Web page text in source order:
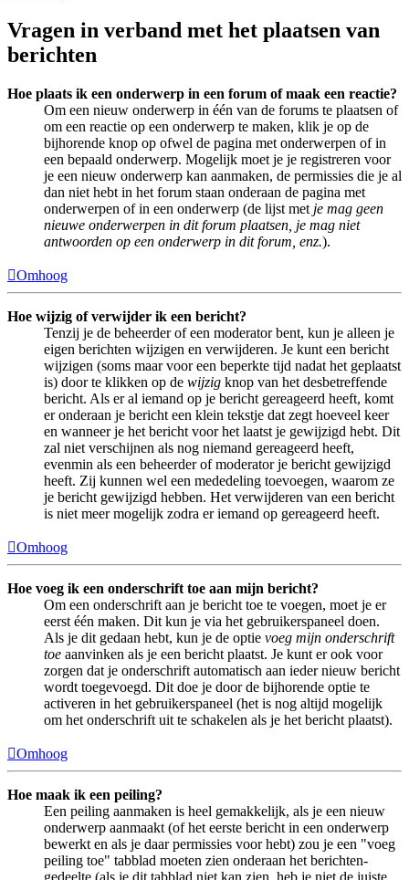
Vragen in verband met het plaatsen van
berichten
Hoe plaats ik een onderwerp in een forum of maak een reactie?
Om een nieuw onderwerp in één van de forums te plaatsen of
om een reactie op een onderwerp te maken, klik je op de
bijhorende knop op ofwel de pagina met onderwerpen of in
een bepaald onderwerp. Mogelijk moet je je registreren voor
je een nieuw onderwerp kan aanmaken, de permissies die je al
dan niet hebt in het forum staan onderaan de pagina met
onderwerpen of in een onderwerp (de lijst met je mag geen
nieuwe onderwerpen in dit forum plaatsen, je mag niet
antwoorden op een onderwerp in dit forum, enz.).
Omhoog
Hoe wijzig of verwijder ik een bericht?
Tenzij je de beheerder of een moderator bent, kun je alleen je
eigen berichten wijzigen en verwijderen. Je kunt een bericht
wijzigen (soms maar voor een beperkte tijd nadat het geplaatst
is) door te klikken op de wijzig knop van het desbetreffende
bericht. Als er al iemand op je bericht gereageerd heeft, komt
er onderaan je bericht een klein tekstje dat zegt hoeveel keer
en wanneer je het bericht voor het laatst je gewijzigd hebt. Dit
zal niet verschijnen als nog niemand gereageerd heeft,
evenmin als een beheerder of moderator je bericht gewijzigd
heeft. Zij kunnen wel een mededeling toevoegen, waarom ze
je bericht gewijzigd hebben. Het verwijderen van een bericht
is niet meer mogelijk zodra er iemand op gereageerd heeft.
Omhoog
Hoe voeg ik een onderschrift toe aan mijn bericht?
Om een onderschrift aan je bericht toe te voegen, moet je er
eerst één maken. Dit kun je via het gebruikerspaneel doen.
Als je dit gedaan hebt, kun je de optie voeg mijn onderschrift
toe aanvinken als je een bericht plaatst. Je kunt er ook voor
zorgen dat je onderschrift automatisch aan ieder nieuw bericht
wordt toegevoegd. Dit doe je door de bijhorende optie te
activeren in het gebruikerspaneel (het is nog altijd mogelijk
om het onderschrift uit te schakelen als je het bericht plaatst).
Omhoog
Hoe maak ik een peiling?
Een peiling aanmaken is heel gemakkelijk, als je een nieuw
onderwerp aanmaakt (of het eerste bericht in een onderwerp
bewerkt en als je daar permissies voor hebt) zou je een "voeg
peiling toe" tabblad moeten zien onderaan het berichten-